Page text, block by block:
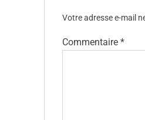
Votre adresse e-mail
Commentaire *